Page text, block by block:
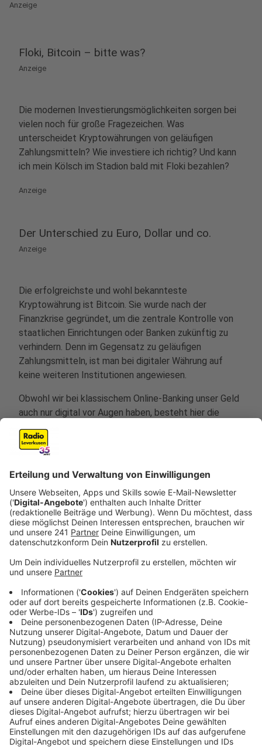
Anzeige
Floki, Bitcoin – bitte was?
Anzeige
Die modernen Investierungsmöglichkeiten sorgen bei
vielen noch für große Fragezeichen. Was
unterscheidet Kryptowährungen von geläufigen
Zahlungsmitteln? Wie investiere ich richtig? Und kann
ich mein Kölsch im Stadion bald mit Floki bezahlen?
Anzeige
Der Unterschied zu Euro, Dollar und co.
Anzeige
Die erfolgreichste und wohl bekannteste
Kryptowährung ist Bitcoin. Sie wurde nach der
Finanzkrise gegründet, um die zentrale Kontrolle von
staatlichen Einrichtungen oder Banken zukünftig zu
verhindern. Denn im Gegensatz zu geläufigen
Zahlungsmitteln, ist man bei digitaler Währung auf
keine weiteren Institutionen angewiesen.
Obwohl wir bei klassischem Online-Banking unser Geld
auch nur digital vor Augen haben, besteht hier die
Möglichkeit es in sichtbare Scheine einzulösen. Das ist
bei Kryptowährung nicht so einfach – hier befindet es
sich in einer digitalen Geldbörse, die selbstständig
online verwaltet wird. Das sorgt bei vielen für ein
komisches Gefühl, allerdings sollen Kryptowährungen
tatsächlich mehr Sicherheit bieten.
Der Begriff „krypto“ bedeutet „geheim/verborgen“ und
spielt auf die starke Verschlüsselung der Daten an.
Hierbei kommt die sogenannte Blockchain-
Technologie zum Einsatz, bei der gesicherte
Informationen wie Geldmengen oder Transaktionen
nicht mehr manipuliert werden können.
Die einzelnen digitalen Währungen unterscheiden sich
grundsätzlich in der Systematik, wie die digitalen Coins
hergestellt und ausgegeben werden. Bei Bitcoins
lösen beispielsweise Rechner mit einer hohen
Leistungsfähigkeit schwierige Aufgaben, um
Transaktionen zu validieren. Dafür werden die
sogenannten "Miner" dann mit Coins belohnt. Floki
zählen zu der Gruppe der „Memecoins“ – das liegt an
dem Wikingerhund, der auch auf den Trikots der
Werkself zu sehen ist. Floki ist der Shiba-Inu-Welpe